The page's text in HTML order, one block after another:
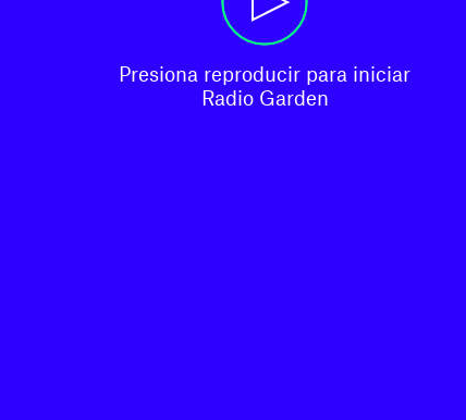
Presiona reproducir para iniciar
Radio Garden